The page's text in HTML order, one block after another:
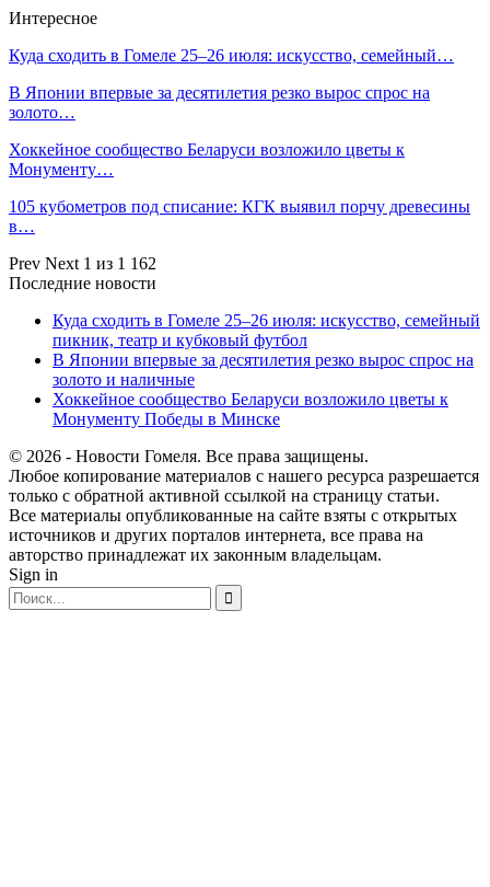
Интересное
Куда сходить в Гомеле 25–26 июля: искусство, семейный…
В Японии впервые за десятилетия резко вырос спрос на
золото…
Хоккейное сообщество Беларуси возложило цветы к
Монументу…
105 кубометров под списание: КГК выявил порчу древесины
в…
Prev Next 1 из 1 162
Последние новости
Куда сходить в Гомеле 25–26 июля: искусство, семейный
пикник, театр и кубковый футбол
В Японии впервые за десятилетия резко вырос спрос на
золото и наличные
Хоккейное сообщество Беларуси возложило цветы к
Монументу Победы в Минске
© 2026 - Новости Гомеля. Все права защищены.
Любое копирование материалов с нашего ресурса разрешается
только с обратной активной ссылкой на страницу статьи.
Все материалы опубликованные на сайте взяты с открытых
источников и других порталов интернета, все права на
авторство принадлежат их законным владельцам.
Sign in